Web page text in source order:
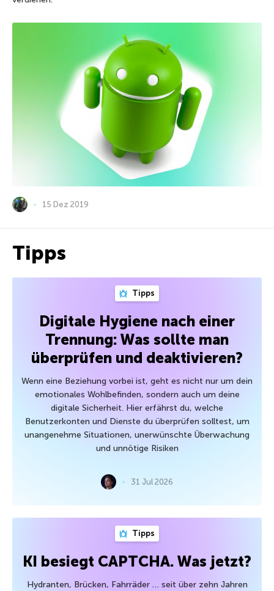
15 Dez 2019
Tipps
Tipps
Digitale Hygiene nach einer
Trennung: Was sollte man
überprüfen und deaktivieren?
Wenn eine Beziehung vorbei ist, geht es nicht nur um dein
emotionales Wohlbefinden, sondern auch um deine
digitale Sicherheit. Hier erfährst du, welche
Benutzerkonten und Dienste du überprüfen solltest, um
unangenehme Situationen, unerwünschte Überwachung
und unnötige Risiken
31 Jul 2026
Tipps
KI besiegt CAPTCHA. Was jetzt?
Hydranten, Brücken, Fahrräder … seit über zehn Jahren